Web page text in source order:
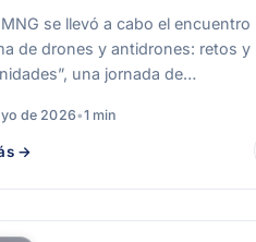
se llevó a cabo el encuentro
de drones y antidrones: retos y
una jornada de…
de 2026•1 min
→